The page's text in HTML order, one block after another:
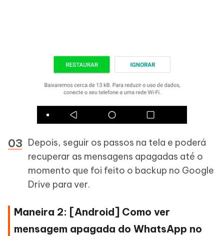
Depois, seguir os passos na tela e poderá
recuperar as mensagens apagadas até o
momento que foi feito o backup no Google
Drive para ver.
Maneira 2: [Android] Como ver
mensagem apagada do WhatsApp no